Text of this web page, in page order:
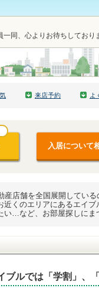
同、心よりお待ちしており
来店予約 よ
入居について
店舗を全国展開してい
くのエリアにあるエイ
…など、お部屋探しにま
ブルでは「学割」、